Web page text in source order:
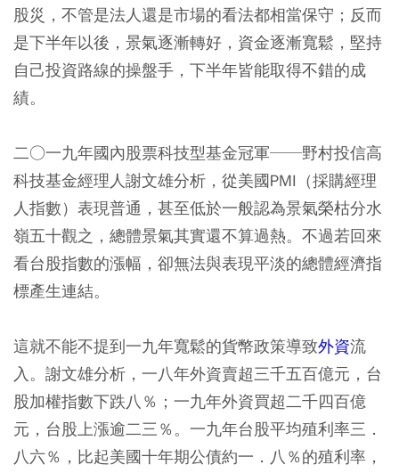
股災，不管是法人還是市場的看法都相當保守；反而
是下半年以後，景氣逐漸轉好，資金逐漸寬鬆，堅持
自己投資路線的操盤手，下半年皆能取得不錯的成
績。
二○一九年國內股票科技型基金冠軍──野村投信高
科技基金經理人謝文雄分析，從美國PMI（採購經理
人指數）表現普通，甚至低於一般認為景氣榮枯分水
嶺五十觀之，總體景氣其實還不算過熱。不過若回來
看台股指數的漲幅，卻無法與表現平淡的總體經濟指
標產生連結。
這就不能不提到一九年寬鬆的貨幣政策導致外資流
入。謝文雄分析，一八年外資賣超三千五百億元，台
股加權指數下跌八％；一九年外資買超二千四百億
元，台股上漲逾二三％。一九年台股平均殖利率三．
八六％，比起美國十年期公債約一．八％的殖利率，